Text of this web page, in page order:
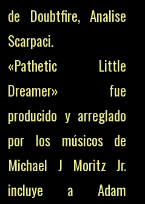
de Doubtfire, Analise
Scarpaci.
«Pathetic Little
Dreamer» fue
producido y arreglado
por los músicos de
Michael J Moritz Jr.
incluye a Adam